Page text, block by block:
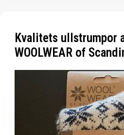
Kvalitets ullstrumpor
WOOLWEAR of